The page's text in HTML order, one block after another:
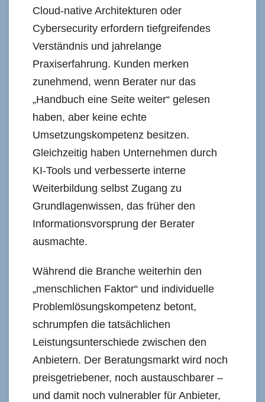
Cloud-native Architekturen oder
Cybersecurity erfordern tiefgreifendes
Verständnis und jahrelange
Praxiserfahrung. Kunden merken
zunehmend, wenn Berater nur das
„Handbuch eine Seite weiter“ gelesen
haben, aber keine echte
Umsetzungskompetenz besitzen.
Gleichzeitig haben Unternehmen durch
KI-Tools und verbesserte interne
Weiterbildung selbst Zugang zu
Grundlagenwissen, das früher den
Informationsvorsprung der Berater
ausmachte.
Während die Branche weiterhin den
„menschlichen Faktor“ und individuelle
Problemlösungskompetenz betont,
schrumpfen die tatsächlichen
Leistungsunterschiede zwischen den
Anbietern. Der Beratungsmarkt wird noch
preisgetriebener, noch austauschbarer –
und damit noch vulnerabler für Anbieter,